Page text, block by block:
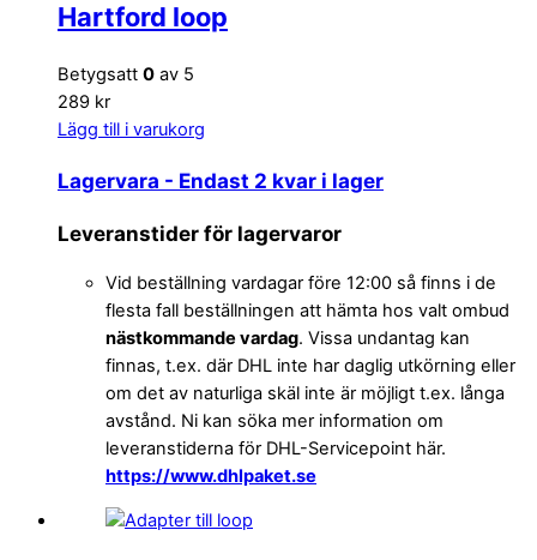
Hartford loop
Betygsatt 0 av 5
289 kr
Lägg till i varukorg
Lagervara - Endast 2 kvar i lager
Leveranstider för lagervaror
Vid beställning vardagar före 12:00 så finns i de
flesta fall beställningen att hämta hos valt ombud
nästkommande vardag. Vissa undantag kan
finnas, t.ex. där DHL inte har daglig utkörning eller
om det av naturliga skäl inte är möjligt t.ex. långa
avstånd. Ni kan söka mer information om
leveranstiderna för DHL-Servicepoint här.
https://www.dhlpaket.se